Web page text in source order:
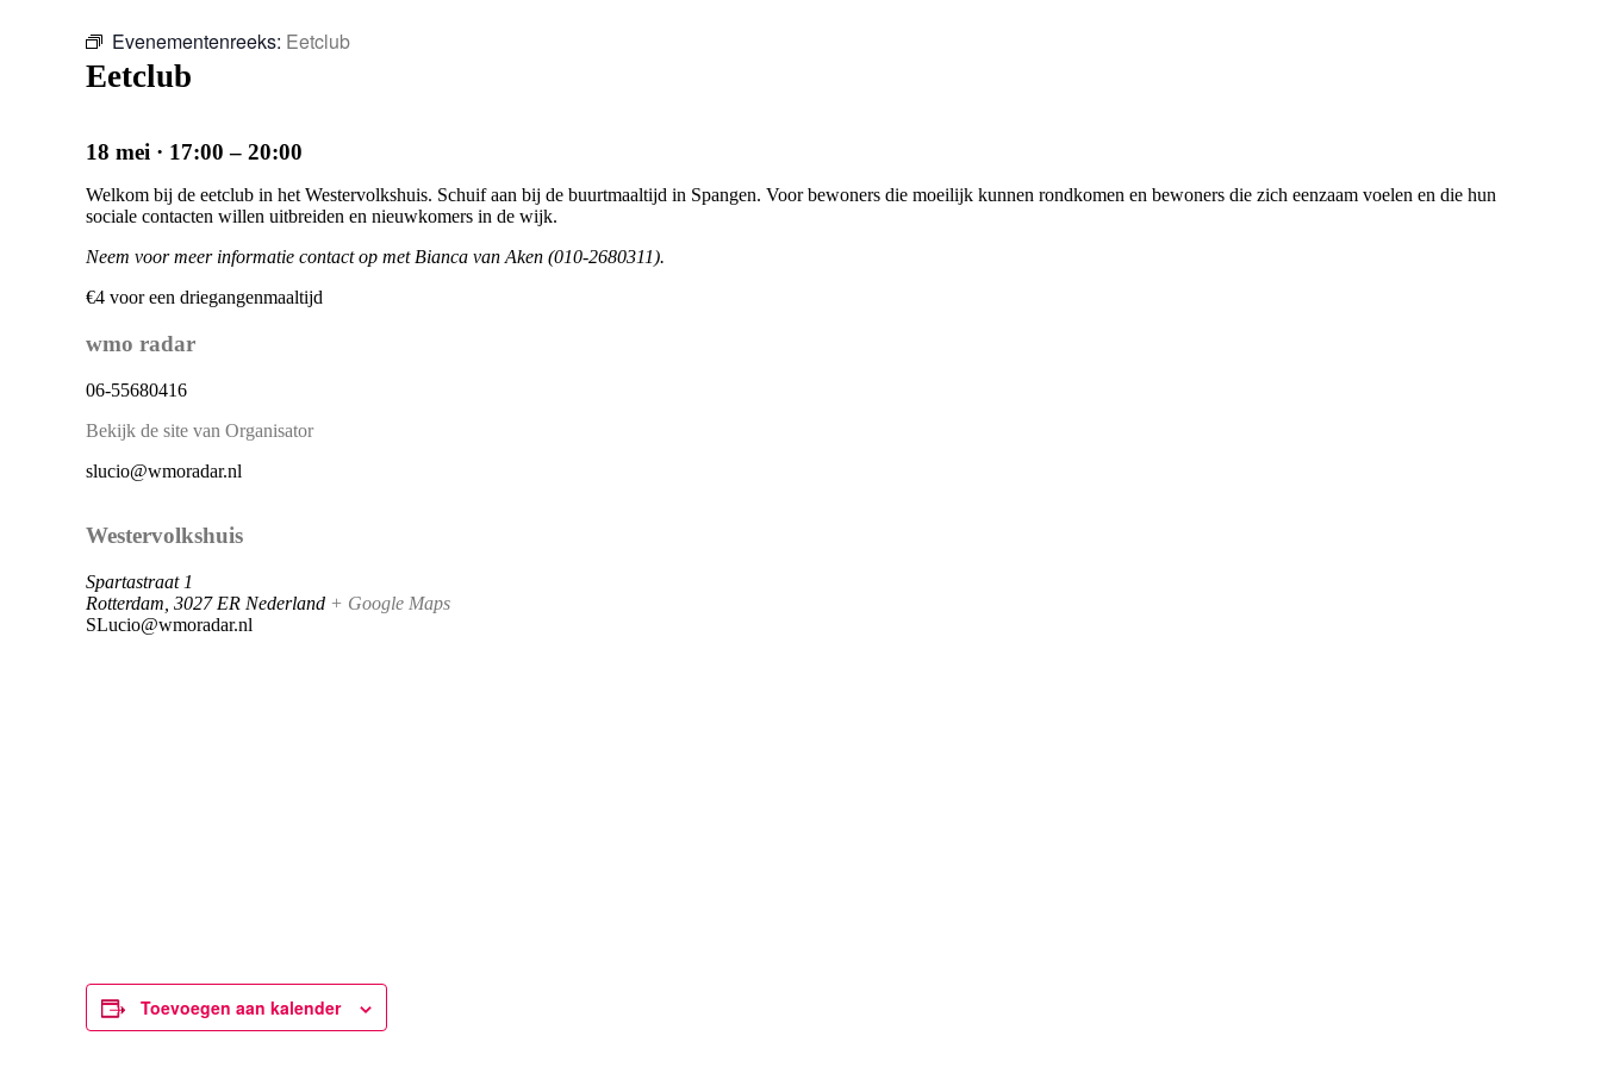
Evenementenreeks: Eetclub
Eetclub
18 mei · 17:00– 20:00
Welkom bij de eetclub in het Westervolkshuis. Schuif aan bij de buurtmaaltijd in Spangen. Voor bewoners die moeilijk kunnen rondkomen en bewoners die zich eenzaam voelen en die hun
sociale contacten willen uitbreiden en nieuwkomers in de wijk.
Neem voor meer informatie contact op met Bianca van Aken (010-2680311).
€4 voor een driegangenmaaltijd
wmo radar
06-55680416
Bekijk de site van Organisator
slucio@wmoradar.nl
Westervolkshuis
Spartastraat 1
Rotterdam 3027 ER Nederland + Google Maps
SLucio@wmoradar.nl
Toevoegen aan kalender